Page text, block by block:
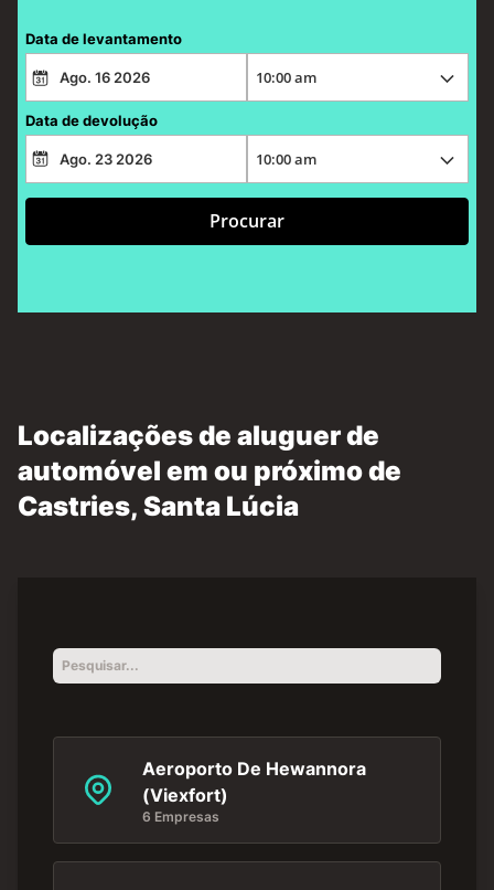
Data de levantamento
Data de devolução
Procurar
Localizações de aluguer de
automóvel em ou próximo de
Castries, Santa Lúcia
Aeroporto De Hewannora
(Viexfort)
6 Empresas